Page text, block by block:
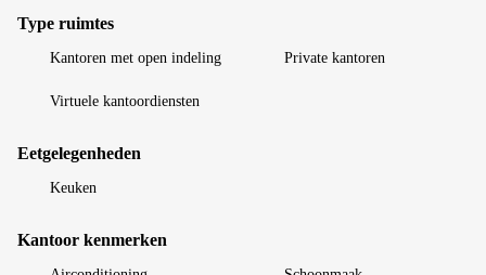
Type ruimtes
Kantoren met open indeling Private kantoren
Virtuele kantoordiensten
Eetgelegenheden
Keuken
Kantoor kenmerken